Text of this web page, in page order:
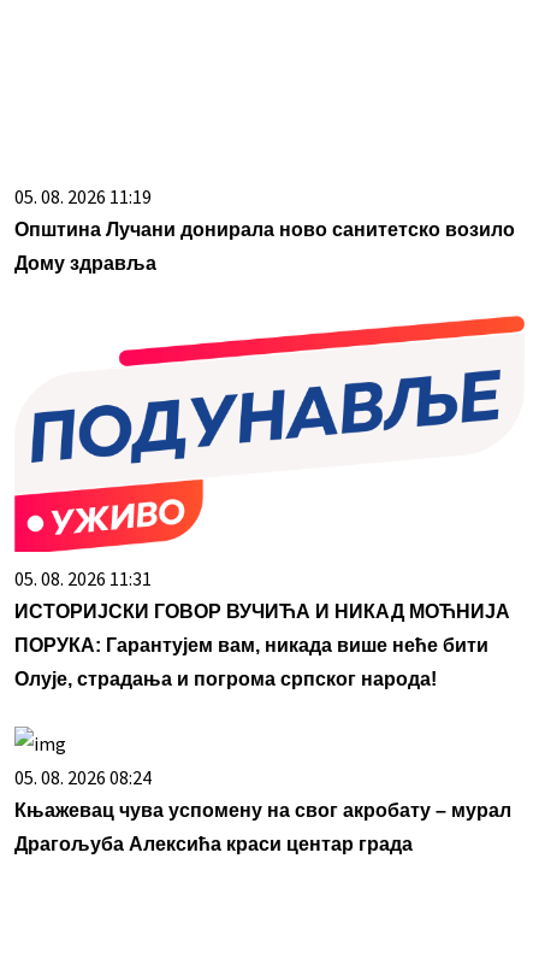
05. 08. 2026 11:19
Општина Лучани донирала ново санитетско возило
Дому здравља
05. 08. 2026 11:31
ИСТОРИЈСКИ ГОВОР ВУЧИЋА И НИКАД МОЋНИЈА
ПОРУКА: Гарантујем вам, никада више неће бити
Олује, страдања и погрома српског народа!
05. 08. 2026 08:24
Књажевац чува успомену на свог акробату – мурал
Драгoљуба Алексића краси центар града